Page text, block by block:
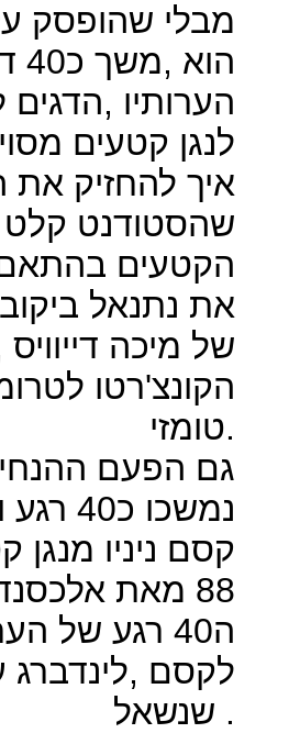
מבלי שהופסק
הערותיו ,הדגים
לנגן קטעים
איך להחזיק את
שהסטודנט קלט
הקטעים בהתאם
את נתנאל
של מיכה
הקונצ'רטו
טומזי.
גם הפעם
קסם ניניו מנגן
88 מאת
ה40 רגע של
לקסם
שנשאל .